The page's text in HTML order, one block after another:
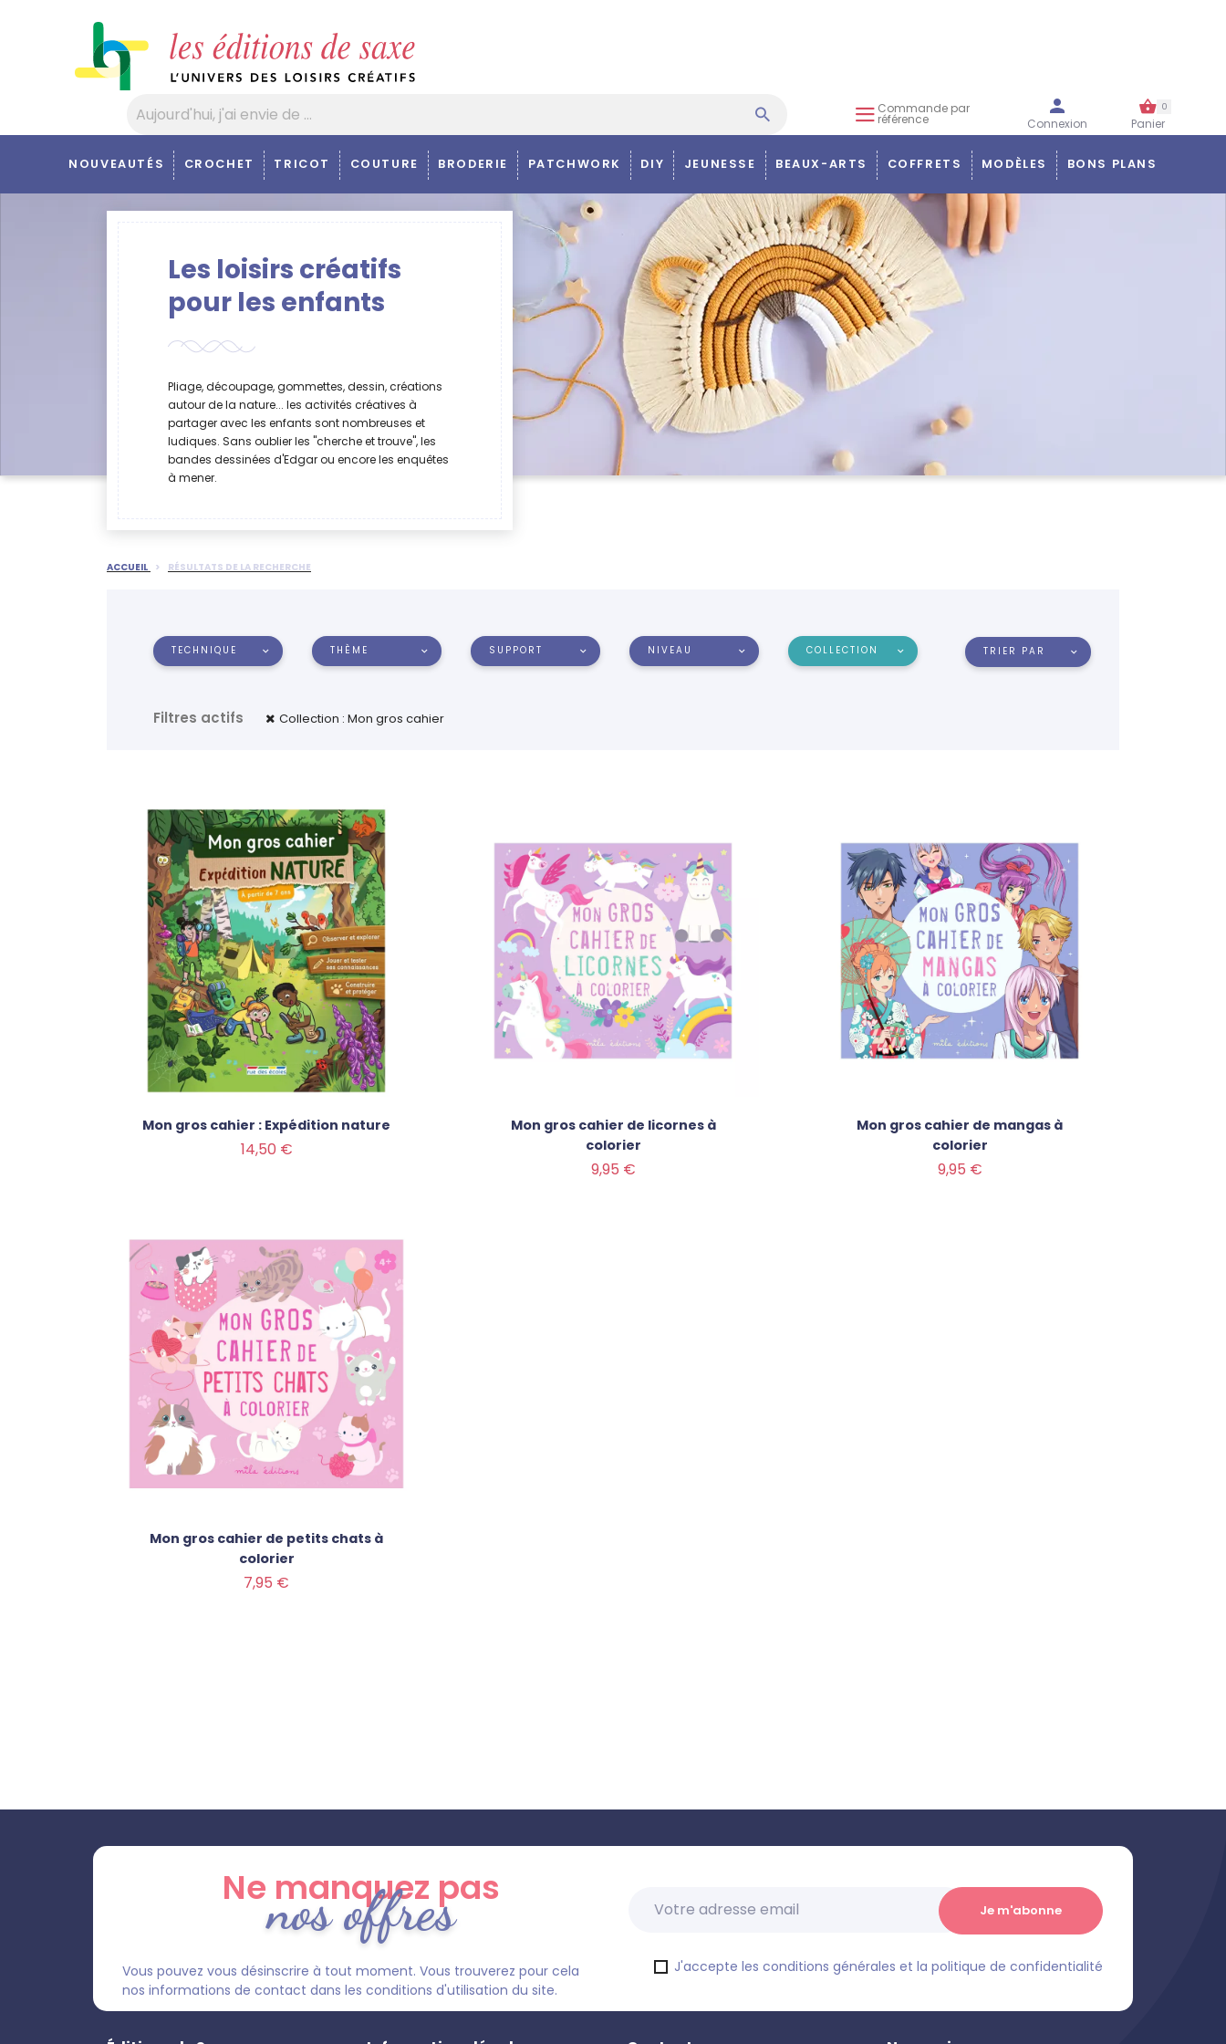
Commande par
référence Connexion Panier
0
NOUVEAUTÉS CROCHET TRICOT COUTURE BRODERIE PATCHWORK DIY JEUNESSE BEAUX-ARTS COFFRETS MODÈLES BONS PLANS
Les loisirs créatifs
pour les enfants
Pliage, découpage, gommettes, dessin, créations
autour de la nature... les activités créatives à
partager avec les enfants sont nombreuses et
ludiques. Sans oublier les "cherche et trouve", les
bandes dessinées d'Edgar ou encore les enquêtes
à mener.
ACCUEIL RÉSULTATS DE LA RECHERCHE
TECHNIQUE THÈME SUPPORT NIVEAU COLLECTION
Filtres actifs Collection : Mon gros cahier
TRIER PAR
Mon gros cahier : Expédition nature
14,50 €
Mon gros cahier de licornes à
colorier
9,95 €
Mon gros cahier de mangas à
colorier
9,95 €
Mon gros cahier de petits chats à
colorier
7,95 €
Ne manquez pas
nos offres
Vous pouvez vous désinscrire à tout moment. Vous trouverez pour cela
nos informations de contact dans les conditions d'utilisation du site.
J'accepte les conditions générales et la politique de confidentialité